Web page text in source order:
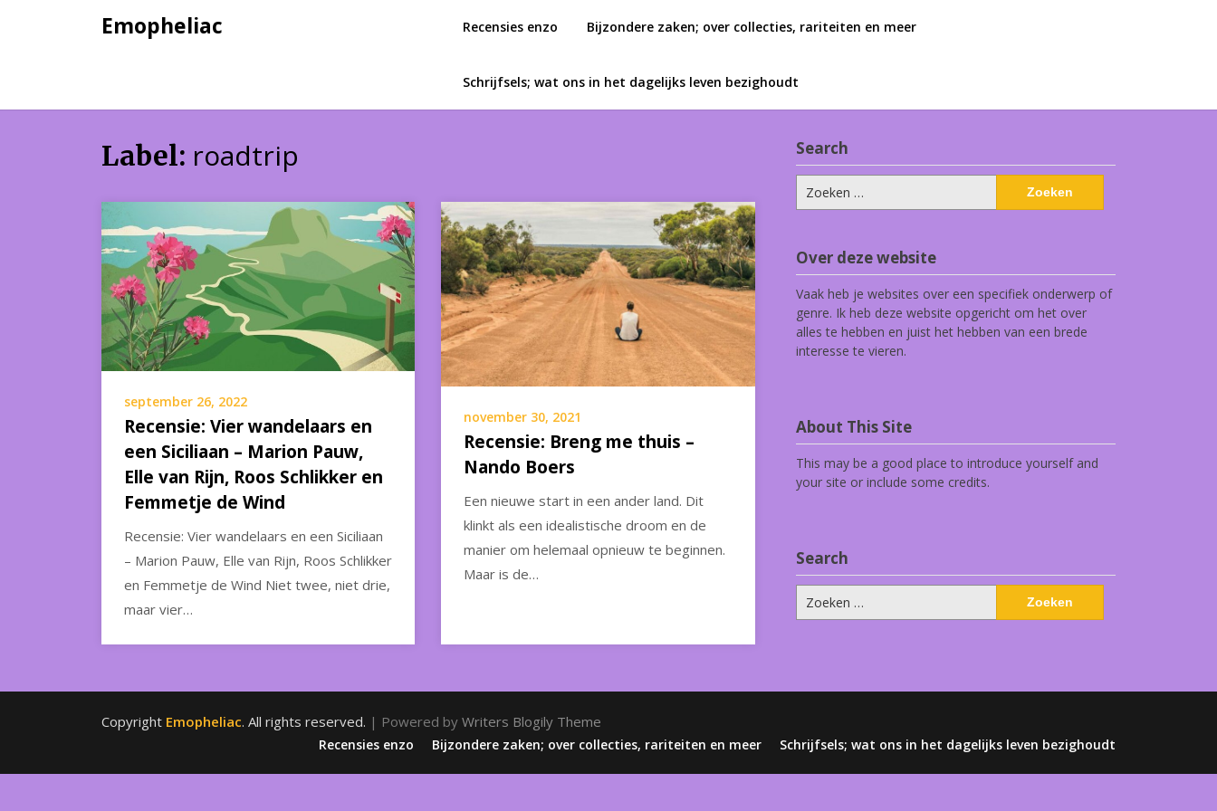
Emopheliac Recensies enzo Bijzondere zaken; over collecties, rariteiten en meer
Schrijfsels; wat ons in het dagelijks leven bezighoudt
Label: roadtrip
september 26, 2022
Recensie: Vier wandelaars en
een Siciliaan – Marion Pauw,
Elle van Rijn, Roos Schlikker en
Femmetje de Wind
Recensie: Vier wandelaars en een Siciliaan
– Marion Pauw, Elle van Rijn, Roos Schlikker
en Femmetje de Wind Niet twee, niet drie,
maar vier…
november 30, 2021
Recensie: Breng me thuis –
Nando Boers
Een nieuwe start in een ander land. Dit
klinkt als een idealistische droom en de
manier om helemaal opnieuw te beginnen.
Maar is de…
Search
naar:
Over deze website
Vaak heb je websites over een specifiek onderwerp of
genre. Ik heb deze website opgericht om het over
alles te hebben en juist het hebben van een brede
interesse te vieren.
About This Site
This may be a good place to introduce yourself and
your site or include some credits.
Search
naar:
Copyright Emopheliac. All rights reserved. | Powered by Writers Blogily Theme
Recensies enzo Bijzondere zaken; over collecties, rariteiten en meer Schrijfsels; wat ons in het dagelijks leven bezighoudt